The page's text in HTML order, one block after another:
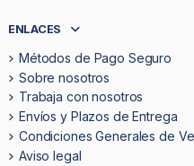
ENLACES
Métodos de Pago Seguro
Sobre nosotros
Trabaja con nosotros
Envíos y Plazos de Entrega
Condiciones Generales de
Aviso legal